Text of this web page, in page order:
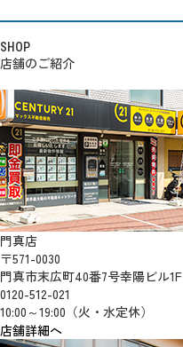
SHOP
店舗のご紹介
門真店
〒571-0030
門真市末広町40番7号幸陽ビル1F
0120-512-021
10:00～19:00（火・水定休）
店舗詳細へ